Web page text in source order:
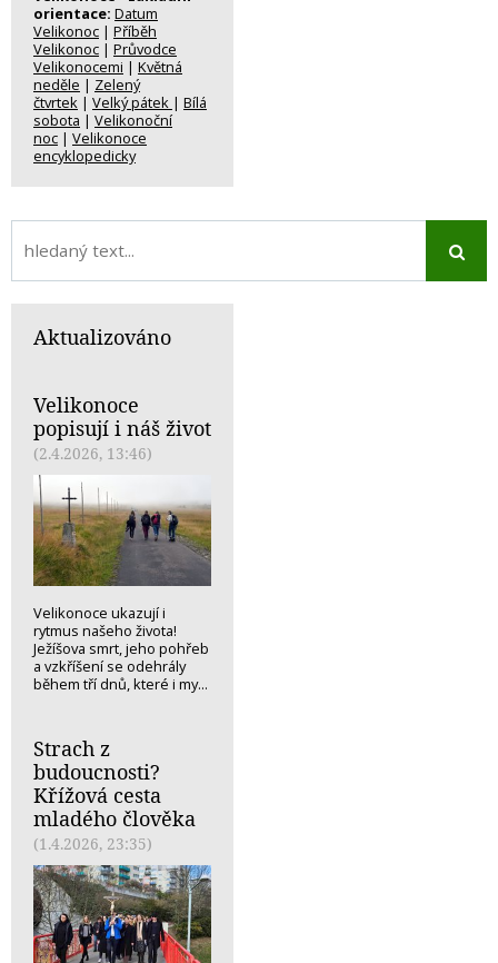
orientace: Datum
Velikonoc | Příběh
Velikonoc | Průvodce
Velikonocemi | Květná
neděle | Zelený
čtvrtek | Velký pátek | Bílá
sobota | Velikonoční
noc | Velikonoce
encyklopedicky
Aktualizováno
Velikonoce
popisují i náš život
(2.4.2026, 13:46)
Velikonoce ukazují i
rytmus našeho života!
Ježíšova smrt, jeho pohřeb
a vzkříšení se odehrály
během tří dnů, které i my...
Strach z
budoucnosti?
Křížová cesta
mladého člověka
(1.4.2026, 23:35)